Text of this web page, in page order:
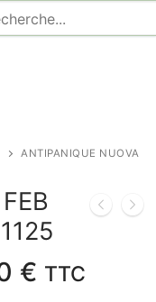
ANTIPANIQUE NUOVA
€ Plage
TTC